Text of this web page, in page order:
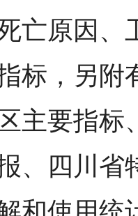
亡原因、
标，另附
主要指标
、四川省